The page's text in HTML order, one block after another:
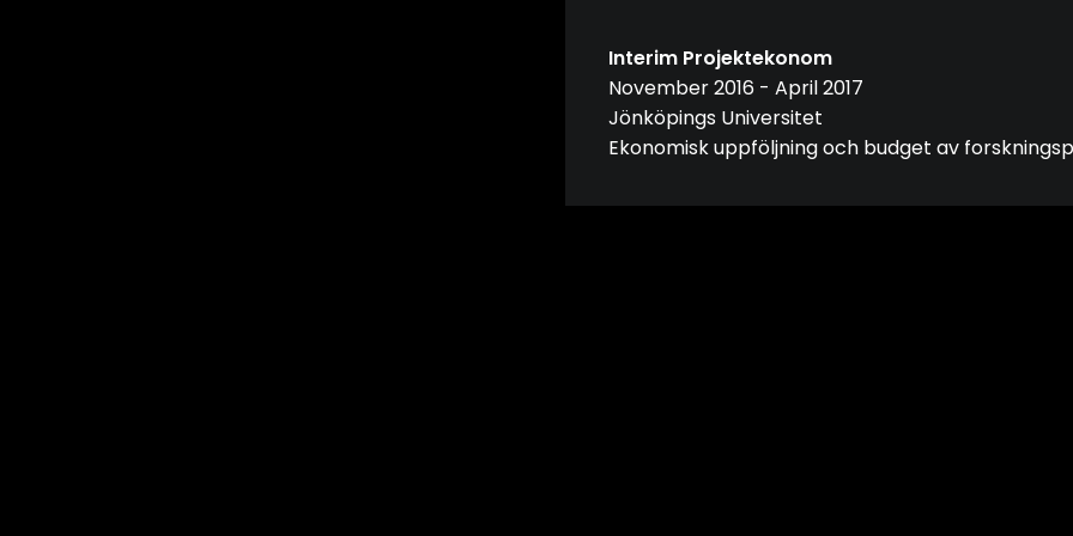
Interim Projektekonom
November 2016 - April 2017
Jönköpings Universitet
Ekonomisk uppföljning och budget av